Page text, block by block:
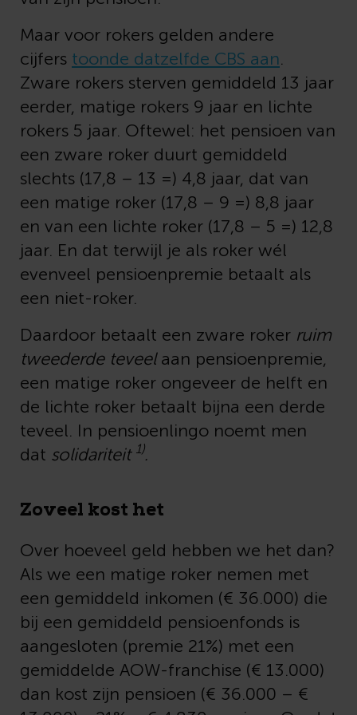
Maar voor rokers gelden andere
cijfers toonde datzelfde CBS aan
Zware rokers sterven gemiddeld 13 jaar
eerder, matige rokers 9 jaar en lichte
rokers 5 jaar. Oftewel: het pensioen van
een zware roker duurt gemiddeld
slechts (17,8 – 13 =) 4,8 jaar, dat van
een matige roker (17,8 – 9 =) 8,8 jaar
en van een lichte roker (17,8 – 5 =) 12,8
jaar. En dat terwijl je als roker wél
evenveel pensioenpremie betaalt als
een niet-roker.
Daardoor betaalt een zware roker ruim
tweederde teveelaan pensioenpremie,
een matige roker ongeveer de helft en
de lichte roker betaalt bijna een derde
teveel. In pensioenlingo noemt men
dat solidariteit 1).
Zoveel kost het
Over hoeveel geld hebben we het dan?
Als we een matige roker nemen met
een gemiddeld inkomen (€ 36.000) die
bij een gemiddeld pensioenfonds is
aangesloten (premie 21%) met een
gemiddelde AOW-franchise (€ 13.000)
dan kost zijn pensioen (€ 36.000 – €